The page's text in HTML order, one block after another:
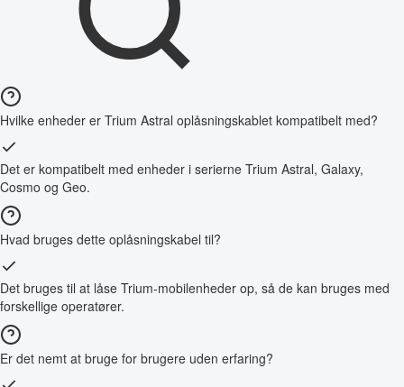
Hvilke enheder er Trium Astral oplåsningskablet kompatibelt med?
Det er kompatibelt med enheder i serierne Trium Astral, Galaxy,
Cosmo og Geo.
Hvad bruges dette oplåsningskabel til?
Det bruges til at låse Trium-mobilenheder op, så de kan bruges med
forskellige operatører.
Er det nemt at bruge for brugere uden erfaring?